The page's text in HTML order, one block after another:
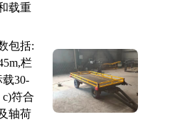
载重
包括:
栏
载30-
符合
轴荷